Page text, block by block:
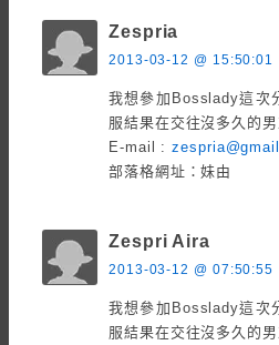
Zespria
2013-03-12 @ 15:50:01
我想參加Bosslady這次
服結果在交往沒多久的
E-mail :
部落格網址：妹由
Zespri Aira
2013-03-12 @ 07:50:55
我想參加Bosslady這次
服結果在交往沒多久的